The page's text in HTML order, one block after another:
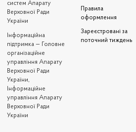
систем Апарату
Верховної Ради
України
Iнформаційна
підтримка — Головне
організаційне
управління Апарату
Верховної Ради
України,
Інформаційне
управління Апарату
Верховної Ради
України
Правила
оформлення
Зареєстровані за
поточний тиждень